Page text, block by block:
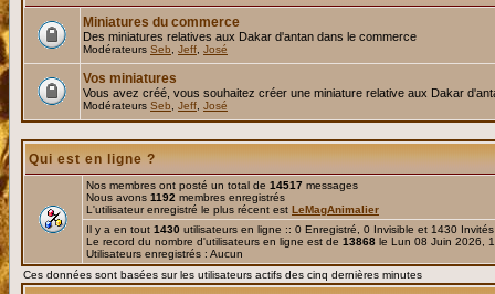
Miniatures du commerce
Des miniatures relatives aux Dakar d'antan dans le commerce
Modérateurs Seb Jeff José
Vos miniatures
Vous avez créé, vous souhaitez créer une miniature relative aux Dakar
Modérateurs Seb Jeff José
Qui est en ligne ?
Nos membres ont posté un total de 14517 messages
Nous avons 1192 membres enregistrés
L'utilisateur enregistré le plus récent est LeMagAnimalier
Il y a en tout 1430 utilisateurs en ligne :: 0 Enregistré, 0 Invisible et 1430
Le record du nombre d'utilisateurs en ligne est de 13868 le Lun 08 Juin 2026,
Utilisateurs enregistrés : Aucun
Ces données sont basées sur les utilisateurs actifs des cinq dernières minutes